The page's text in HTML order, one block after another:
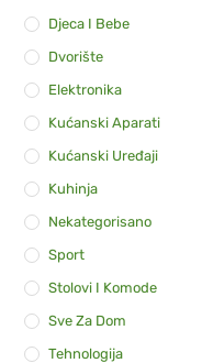
Djeca I Bebe
Dvorište
Elektronika
Kućanski Aparati
Kućanski Uređaji
Kuhinja
Nekategorisano
Sport
Stolovi I Komode
Sve Za Dom
Tehnologija